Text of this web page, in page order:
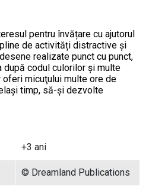
pentru învățare cu ajutorul
de activități distractive și
realizate punct cu punct,
după codul culorilor și multe
micuţului multe ore de
timp, să-și dezvolte
+3 ani
© Dreamland Publications